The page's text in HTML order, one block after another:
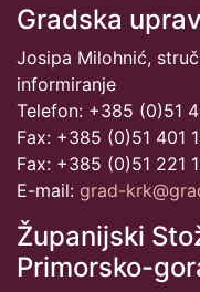
Gradska
Josipa Milohnić,
informiranje
Telefon: +385 (0)51
Fax: +385 (0)51 401
Fax: +385 (0)51 221
E-mail: grad-
Županijski
Primorsko-